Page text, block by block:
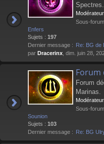
Spectres.
Sous-
Enfers
Sujets : 197
Dernier message : Re: BG de
par Dracerinx , dim. juin 28,
Forum
Forum
Marinas.
Sous-
Sounion
Sujets : 103
Dernier message : Re: BG